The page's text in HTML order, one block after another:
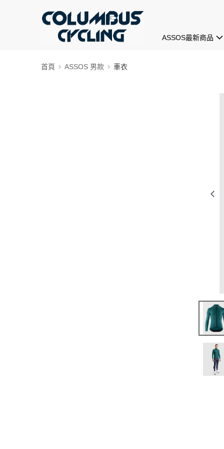
ASSOS最新商品
首頁 ASSOS 男款 車衣